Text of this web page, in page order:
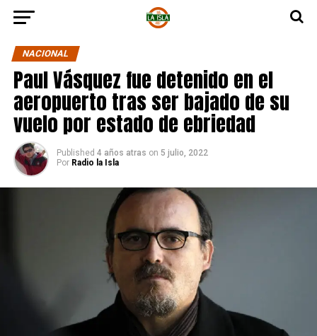
NACIONAL
Paul Vásquez fue detenido en el
aeropuerto tras ser bajado de su
vuelo por estado de ebriedad
Published 4 años atras on 5 julio, 2022
Por Radio la Isla